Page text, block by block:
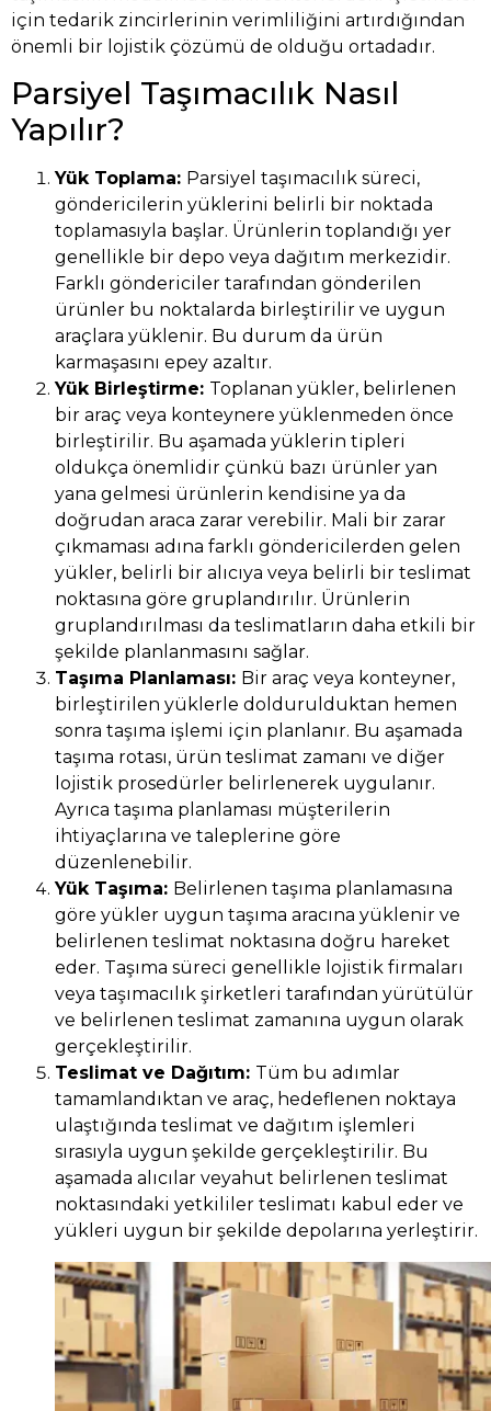
için tedarik zincirlerinin verimliliğini artırdığından
önemli bir lojistik çözümü de olduğu ortadadır.
Parsiyel Taşımacılık Nasıl
Yapılır?
Yük Toplama: Parsiyel taşımacılık süreci,
göndericilerin yüklerini belirli bir noktada
toplamasıyla başlar. Ürünlerin toplandığı yer
genellikle bir depo veya dağıtım merkezidir.
Farklı göndericiler tarafından gönderilen
ürünler bu noktalarda birleştirilir ve uygun
araçlara yüklenir. Bu durum da ürün
karmaşasını epey azaltır.
Yük Birleştirme: Toplanan yükler, belirlenen
bir araç veya konteynere yüklenmeden önce
birleştirilir. Bu aşamada yüklerin tipleri
oldukça önemlidir çünkü bazı ürünler yan
yana gelmesi ürünlerin kendisine ya da
doğrudan araca zarar verebilir. Mali bir zarar
çıkmaması adına farklı göndericilerden gelen
yükler, belirli bir alıcıya veya belirli bir teslimat
noktasına göre gruplandırılır. Ürünlerin
gruplandırılması da teslimatların daha etkili bir
şekilde planlanmasını sağlar.
Taşıma Planlaması: Bir araç veya konteyner,
birleştirilen yüklerle doldurulduktan hemen
sonra taşıma işlemi için planlanır. Bu aşamada
taşıma rotası, ürün teslimat zamanı ve diğer
lojistik prosedürler belirlenerek uygulanır.
Ayrıca taşıma planlaması müşterilerin
ihtiyaçlarına ve taleplerine göre
düzenlenebilir.
Yük Taşıma: Belirlenen taşıma planlamasına
göre yükler uygun taşıma aracına yüklenir ve
belirlenen teslimat noktasına doğru hareket
eder. Taşıma süreci genellikle lojistik firmaları
veya taşımacılık şirketleri tarafından yürütülür
ve belirlenen teslimat zamanına uygun olarak
gerçekleştirilir.
Teslimat ve Dağıtım: Tüm bu adımlar
tamamlandıktan ve araç, hedeflenen noktaya
ulaştığında teslimat ve dağıtım işlemleri
sırasıyla uygun şekilde gerçekleştirilir. Bu
aşamada alıcılar veyahut belirlenen teslimat
noktasındaki yetkililer teslimatı kabul eder ve
yükleri uygun bir şekilde depolarına yerleştirir.